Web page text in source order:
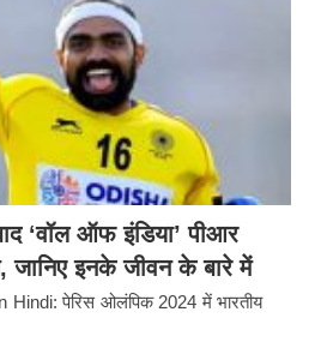
‘वॉल ऑफ इंडिया’ पीआर
जानिए इनके जीवन के बारे में
पेरिस ओलंपिक 2024 में भारतीय